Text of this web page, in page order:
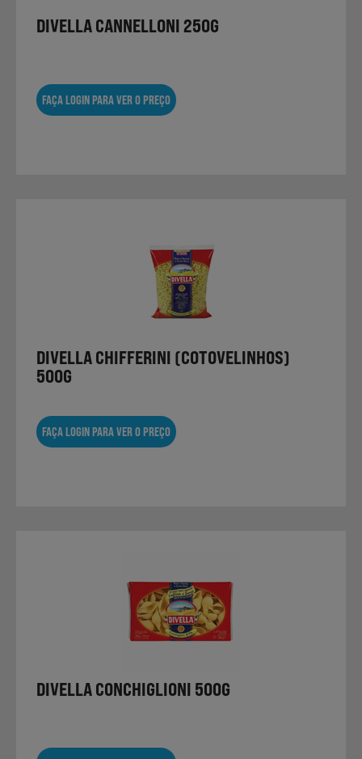
DIVELLA CANNELLONI 250G
FAÇA LOGIN PARA VER O PREÇO
DIVELLA CHIFFERINI (COTOVELINHOS)
500G
FAÇA LOGIN PARA VER O PREÇO
DIVELLA CONCHIGLIONI 500G